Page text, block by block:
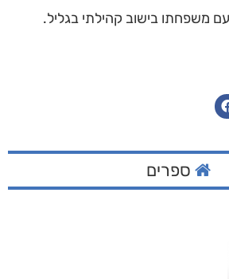
משפחתו בישוב קהילתי בגליל.
ספרים